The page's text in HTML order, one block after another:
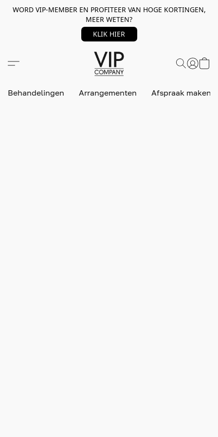
WORD VIP-MEMBER EN PROFITEER VAN HOGE KORTINGEN,
MEER WETEN?
KLIK HIER
Behandelingen Arrangementen Afspraak maken